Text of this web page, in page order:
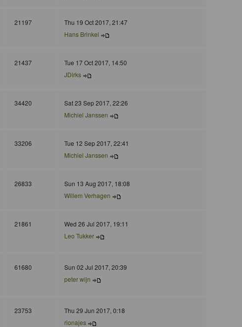
21197
Thu 19 Oct 2017, 21:47
Hans Brinkel
21437
Tue 17 Oct 2017, 14:50
JDirks
34420
Sat 23 Sep 2017, 22:26
Michiel Janssen
33206
Tue 12 Sep 2017, 22:41
Michiel Janssen
26833
Sun 13 Aug 2017, 18:08
Willem Verhagen
21861
Wed 26 Jul 2017, 19:11
Leo Tukker
61680
Sun 02 Jul 2017, 20:39
peter wijn
23753
Thu 29 Jun 2017, 0:18
rionajes